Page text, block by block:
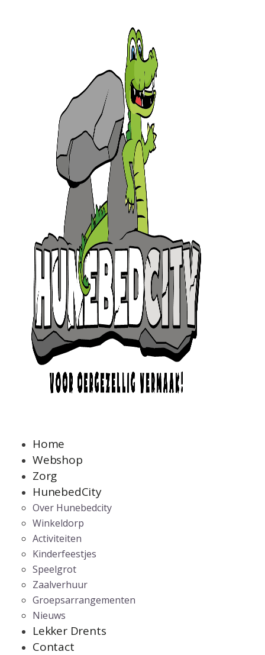
Home
Webshop
Zorg
HunebedCity
Over Hunebedcity
Winkeldorp
Activiteiten
Kinderfeestjes
Speelgrot
Zaalverhuur
Groepsarrangementen
Nieuws
Lekker Drents
Contact